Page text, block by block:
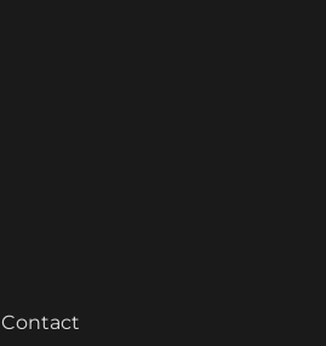
Contact